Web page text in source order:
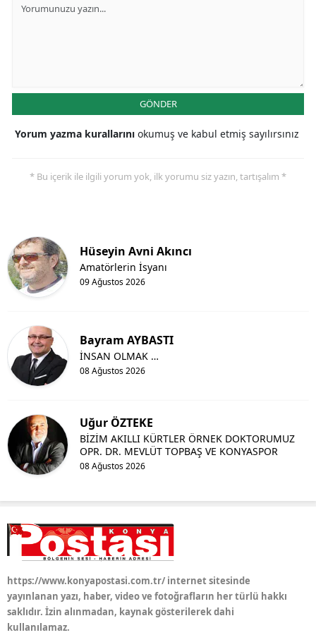
Sakarya
Samsun
Siirt
Van
Karaman
Kırıkkale
GÖNDER
Yorum yazma kurallarını okumuş ve kabul etmiş sayılırsınız
* Bu içerik ile ilgili yorum yok, ilk yorumu siz yazın, tartışalım *
Hüseyin Avni Akıncı
09 Ağustos 2026
Amatörlerin İsyanı
Bayram AYBASTI
08 Ağustos 2026
İNSAN OLMAK …
Uğur ÖZTEKE
08 Ağustos 2026
BİZİM AKILLI KÜRTLER ÖRNEK DOKTORUMUZ
OPR. DR. MEVLÜT TOPBAŞ VE KONYASPOR
https://www.konyapostasi.com.tr/ internet sitesinde
yayınlanan yazı, haber, video ve fotoğrafların her türlü hakkı
saklıdır. İzin alınmadan, kaynak gösterilerek dahi
kullanılamaz.